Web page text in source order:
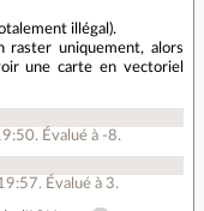
illégal).
raster uniquement, alors
une carte en vectoriel
. Évalué à -8.
. Évalué à 3.